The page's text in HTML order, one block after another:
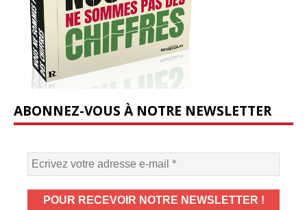
ABONNEZ-VOUS À NOTRE NEWSLETTER